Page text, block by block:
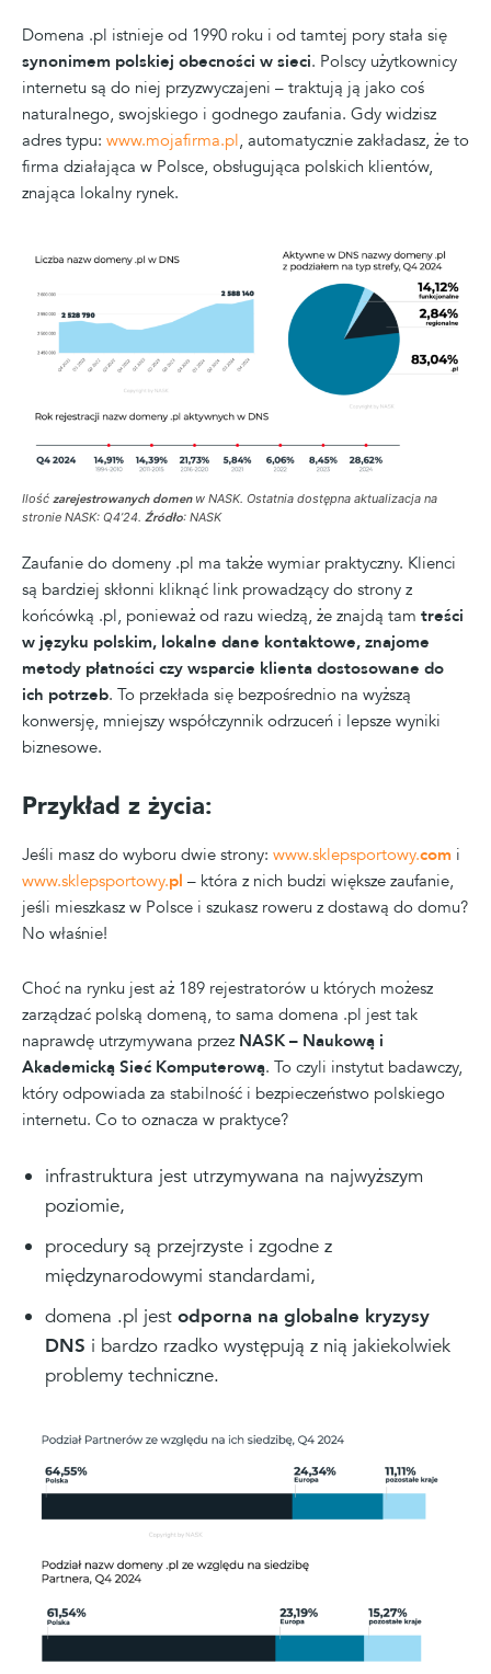
Domena .pl istnieje od 1990 roku i od tamtej pory stała się
synonimem polskiej obecności w sieci. Polscy użytkownicy
internetu są do niej przyzwyczajeni – traktują ją jako coś
naturalnego, swojskiego i godnego zaufania. Gdy widzisz
adres typu: www.mojafirma.pl, automatycznie zakładasz, że to
firma działająca w Polsce, obsługująca polskich klientów,
znająca lokalny rynek.
Ilość zarejestrowanych domenw NASK. Ostatnia dostępna aktualizacja na
stronie NASK: Q4’24. Źródło: NASK
Zaufanie do domeny .pl ma także wymiar praktyczny. Klienci
są bardziej skłonni kliknąć link prowadzący do strony z
końcówką .pl, ponieważ od razu wiedzą, że znajdą tam treści
w języku polskim, lokalne dane kontaktowe, znajome
metody płatności czy wsparcie klienta dostosowane do
ich potrzeb. To przekłada się bezpośrednio na wyższą
konwersję, mniejszy współczynnik odrzuceń i lepsze wyniki
biznesowe.
Przykład z życia:
Jeśli masz do wyboru dwie strony: www.sklepsportowy.com i
www.sklepsportowy.pl – która z nich budzi większe zaufanie,
jeśli mieszkasz w Polsce i szukasz roweru z dostawą do domu?
No właśnie!
Choć na rynku jest aż 189 rejestratorów u których możesz
zarządzać polską domeną, to sama domena .pl jest tak
naprawdę utrzymywana przez NASK – Naukową i
Akademicką Sieć Komputerową. To czyli instytut badawczy,
który odpowiada za stabilność i bezpieczeństwo polskiego
internetu. Co to oznacza w praktyce?
infrastruktura jest utrzymywana na najwyższym
poziomie,
procedury są przejrzyste i zgodne z
międzynarodowymi standardami,
domena .pl jest odporna na globalne kryzysy
DNS i bardzo rzadko występują z nią jakiekolwiek
problemy techniczne.